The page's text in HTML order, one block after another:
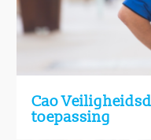
Cao
toepassing